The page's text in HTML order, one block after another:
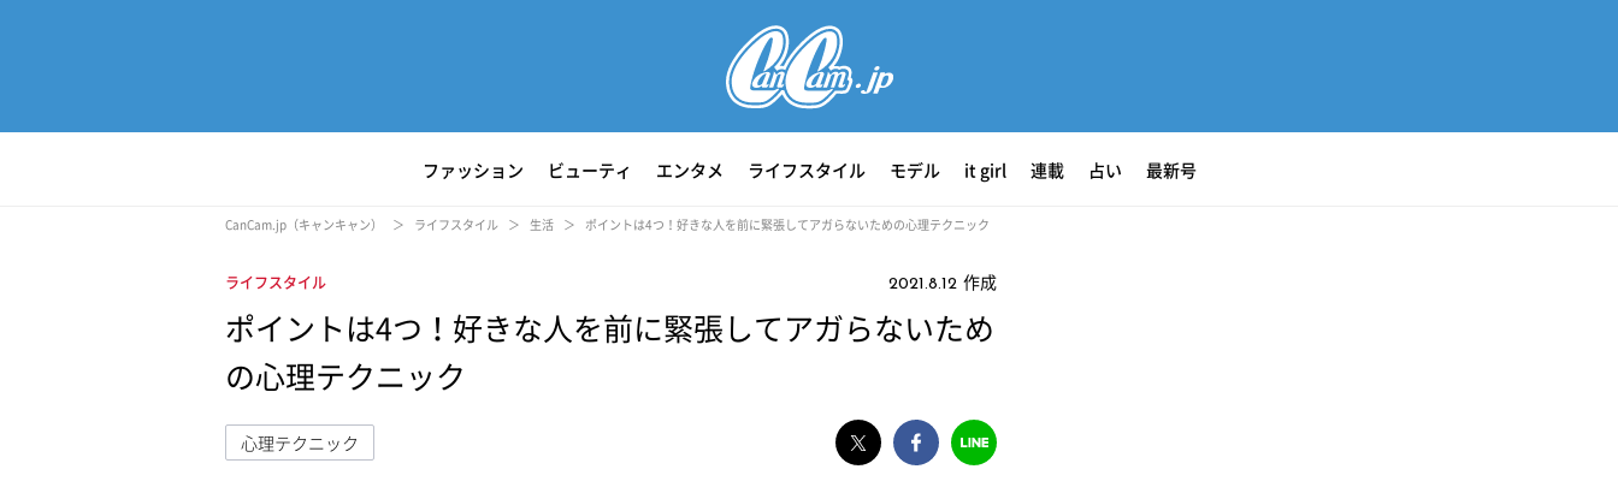
ファッション ビューティ エンタメ ライフスタイル モデル it girl 連載 占い 最新号
CanCam.jp（キャンキャン） ライフスタイル 生活 ポイントは4つ！好きな人を前に緊張してアガらないための心理テクニック
ライフスタイル 2021.8.12 作成
ポイントは4つ！好きな人を前に緊張してアガらないため
の心理テクニック
心理テクニック